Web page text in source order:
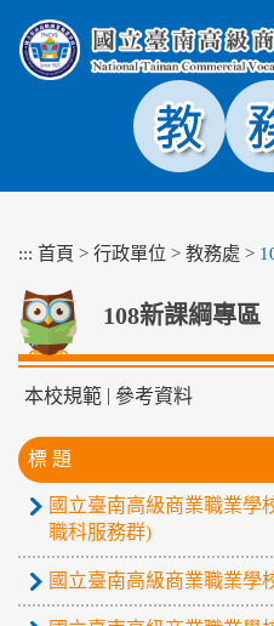
塊
::: 首頁 > 行政單位 > 教務處 >
108新課綱專區
本校規範 | 參考資料
標 題
國立臺南高級商業職業學
職科服務群)
國立臺南高級商業職業學